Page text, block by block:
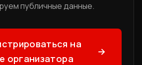
публичные данные.
на
организатора
→